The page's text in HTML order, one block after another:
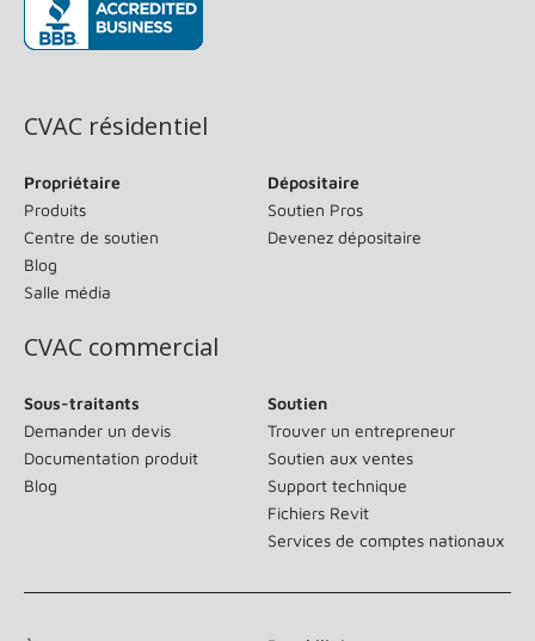
CVAC résidentiel
Propriétaire
Produits
Centre de soutien
Blog
Salle média
Dépositaire
Soutien Pros
Devenez dépositaire
CVAC commercial
Sous-traitants
Demander un devis
Documentation produit
Blog
Soutien
Trouver un entrepreneur
Soutien aux ventes
Support technique
Fichiers Revit
Services de comptes nationaux